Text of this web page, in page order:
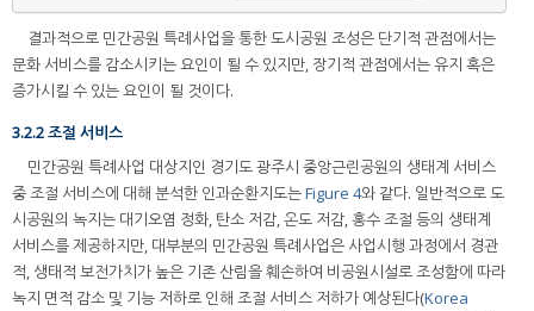
결과적으로 민간공원 특례사업을 통한 도시공원 조성은 단기적 관점에서는
문화 서비스를 감소시키는 요인이 될 수 있지만, 장기적 관점에서는 유지 혹은
증가시킬 수 있는 요인이 될 것이다.
3.2.2 조절 서비스
민간공원 특례사업 대상지인 경기도 광주시 중앙근린공원의 생태계 서비스
중 조절 서비스에 대해 분석한 인과순환지도는Figure 4와 같다. 일반적으로 도
시공원의 녹지는 대기오염 정화, 탄소 저감, 온도 저감, 홍수 조절 등의 생태계
서비스를 제공하지만, 대부분의 민간공원 특례사업은 사업시행 과정에서 경관
적, 생태적 보전가치가 높은 기존 산림을 훼손하여 비공원시설로 조성함에 따라
녹지 면적 감소 및 기능 저하로 인해 조절 서비스 저하가 예상된다(Korea